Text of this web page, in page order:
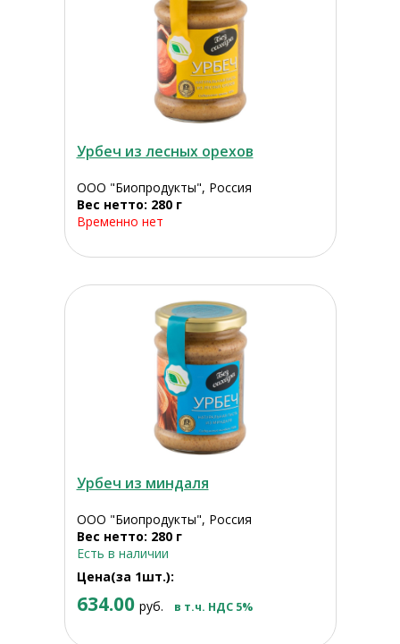
Урбеч из лесных орехов
ООО "Биопродукты", Россия
Вес нетто: 280 г
Временно нет
Урбеч из миндаля
ООО "Биопродукты", Россия
Вес нетто: 280 г
Есть в наличии
Цена(за 1шт.):
634.00 руб. в т.ч. НДС 5%